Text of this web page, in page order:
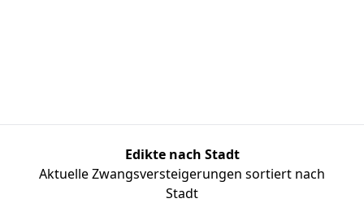
Edikte nach Stadt
Aktuelle Zwangsversteigerungen sortiert nach
Stadt